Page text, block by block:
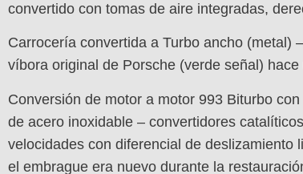
convertido con tomas de aire integradas,
Carrocería convertida a Turbo ancho (metal)
víbora original de Porsche (verde señal) hace
Conversión de motor a motor 993 Biturbo
de acero inoxidable – convertidores
velocidades con diferencial de deslizamiento
el embrague era nuevo durante la